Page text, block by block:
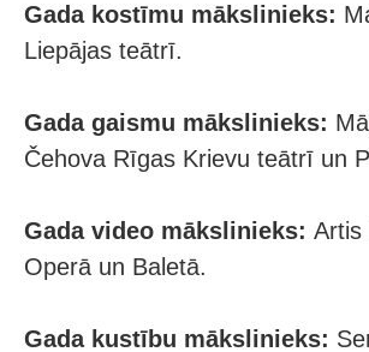
Gada kostīmu mākslinieks:
Liepājas teātrī.
Gada gaismu mākslinieks:
Čehova Rīgas Krievu teātrī un
Gada video mākslinieks: Artis
Operā un Baletā.
Gada kustību mākslinieks: